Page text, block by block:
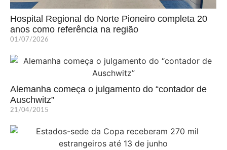
Hospital Regional do Norte Pioneiro completa 20
anos como referência na região
01/07/2026
Alemanha começa o julgamento do “contador de
Auschwitz”
21/04/2015